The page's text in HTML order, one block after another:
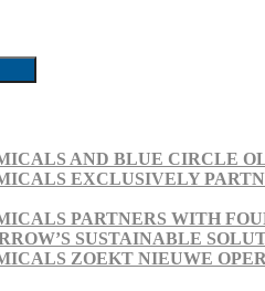
AND BLUE CIRCLE
EXCLUSIVELY
PARTNERS WITH
SUSTAINABLE
ZOEKT NIEUWE